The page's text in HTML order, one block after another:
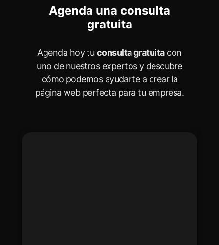
Agenda una consulta
gratuita
Agenda hoy tu consulta gratuitacon
uno de nuestros expertos y descubre
cómo podemos ayudarte a crear la
página web perfecta para tu empresa.